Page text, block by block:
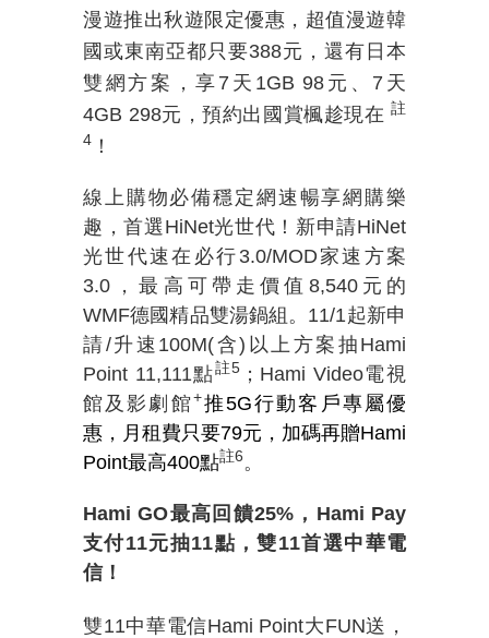
漫遊推出秋遊限定優惠，超值漫遊韓
國或東南亞都只要388元，還有日本
雙網方案，享 7 天 1GB 98 元、 7 天
4GB 298元，預約出國賞楓趁現在註
4 ！
線上購物必備穩定網速暢享網購樂
趣，首選 HiNet光世代！新申請HiNet
光世代速在必行 3.0/MOD 家速方案
3.0 ，最高可帶走價值 8,540元的
WMF德國精品雙湯鍋組。 11/1起新申
請/升速 100M(含) 以上方案抽 Hami
Point 11,111點註5 ； Hami Video電視
館及影劇館+推5G行動客戶專屬優
惠，月租費只要79元，加碼再贈Hami
Point最高400點註6。
Hami GO最高回饋25% ， Hami Pay
支付11元抽11點，雙11首選中華電
信！
雙11中華電信Hami Point大FUN送，